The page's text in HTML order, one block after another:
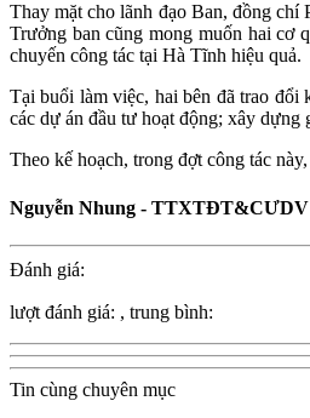
Thay mặt cho lãnh đạo Ban, đồng
Trưởng ban cũng mong muốn hai cơ
chuyến công tác tại Hà Tĩnh hiệu quả.
Tại buổi làm việc, hai bên đã trao đổi
các dự án đầu tư hoạt động; xây
Theo kế hoạch, trong đợt công tác
Nguyễn Nhung - TTXTĐT&CƯDV
Đánh giá:
lượt đánh giá: , trung bình:
Tin cùng chuyên mục